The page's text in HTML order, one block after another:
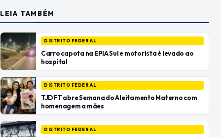
LEIA TAMBÉM
DISTRITO FEDERAL
Carro capota na EPIA Sul e motorista é levado ao
hospital
DISTRITO FEDERAL
TJDFT abre Semana do Aleitamento Materno com
homenagem a mães
DISTRITO FEDERAL